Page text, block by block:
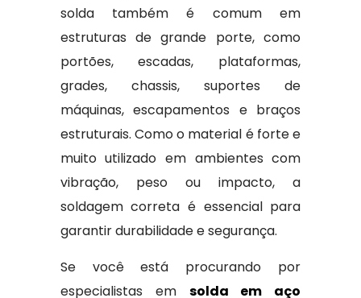
solda também é comum em
estruturas de grande porte, como
portões, escadas, plataformas,
grades, chassis, suportes de
máquinas, escapamentos e braços
estruturais. Como o material é forte e
muito utilizado em ambientes com
vibração, peso ou impacto, a
soldagem correta é essencial para
garantir durabilidade e segurança.
Se você está procurando por
especialistas em solda em aço